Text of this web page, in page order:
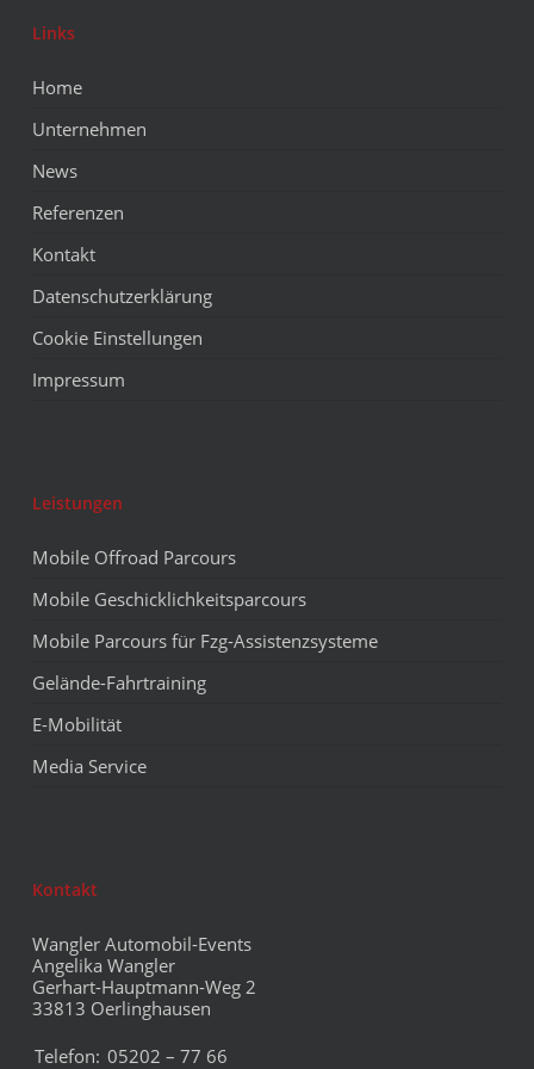
Links
Home
Unternehmen
News
Referenzen
Kontakt
Datenschutzerklärung
Cookie Einstellungen
Impressum
Leistungen
Mobile Offroad Parcours
Mobile Geschicklichkeitsparcours
Mobile Parcours für Fzg-Assistenzsysteme
Gelände-Fahrtraining
E-Mobilität
Media Service
Kontakt
Wangler Automobil-Events
Angelika Wangler
Gerhart-Hauptmann-Weg 2
33813 Oerlinghausen
Telefon: 05202 – 77 66